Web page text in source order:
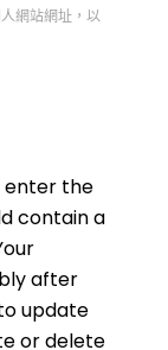
網站網址，以
enter the
contain a
after
update
or delete